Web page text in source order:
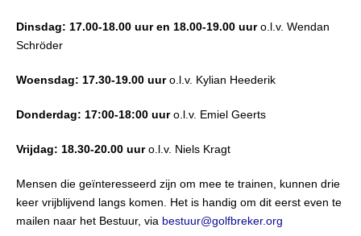
Dinsdag: 17.00-18.00 uur en 18.00-19.00 uuro.l.v. Wendan
Schröder
Woensdag: 17.30-19.00 uuro.l.v. Kylian Heederik
Donderdag: 17:00-18:00 uur​​​​​​​o.l.v. Emiel Geerts
Vrijdag: 18.30-20.00 uuro.l.v. Niels Kragt
Mensen die geïnteresseerd zijn om mee te trainen, kunnen drie
keer vrijblijvend langs komen. Het is handig om dit eerst even te
mailen naar het Bestuur, via bestuur@golfbreker.org